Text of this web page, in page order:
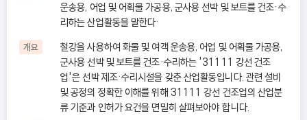
운송용, 어업 및 어획물 가공용, 군사용 선박 및 보트를 건조·수
리하는 산업활동을 말한다·
개요
철강을 사용하여 화물 및 여객 운송용, 어업 및 어획물 가공용,
군사용 선박 및 보트를 건조·수리하는 '31111 강선 건조
업'은 선박 제조·수리시설을 갖춘 산업활동입니다. 관련 설비
및 공정의 정확한 이해를 위해 31111 강선 건조업의 산업분
류 기준과 인허가 요건을 면밀히 살펴보아야 합니다.